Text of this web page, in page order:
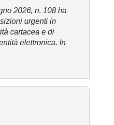
2026, n. 108 ha
urgenti in
cartacea e di
elettronica. In